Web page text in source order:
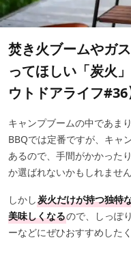
焚き火ブームやガ
ってほしい「炭火
ウトドアライフ#36
キャンプブームの中であま
BBQでは定番ですが、キャ
あるので、手間がかかった
か選ばれないかもしれません
しかし炭火だけが持つ独特
美味しくなるので、しっぽ
ーなどにぜひおすすめした